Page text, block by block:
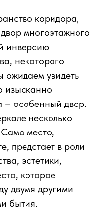
коридора,
многоэтажного
инверсию
некоторого
ожидаем увидеть
изысканно
– особенный двор.
несколько
Само место,
предстает в роли
эстетики,
которое
двумя другими
бытия.